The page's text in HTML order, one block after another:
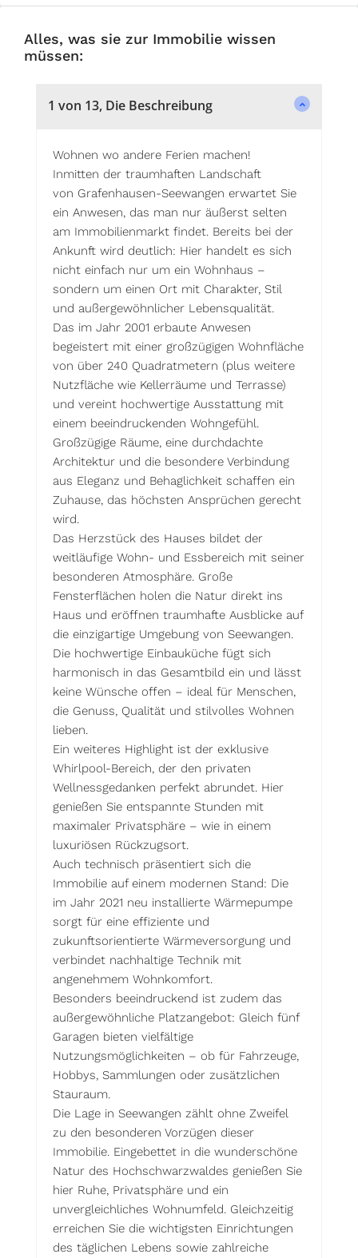
Alles, was sie zur Immobilie wissen
müssen:
1 von 13, Die Beschreibung
Wohnen wo andere Ferien machen!
Inmitten der traumhaften Landschaft
von Grafenhausen-Seewangen erwartet Sie
ein Anwesen, das man nur äußerst selten
am Immobilienmarkt findet. Bereits bei der
Ankunft wird deutlich: Hier handelt es sich
nicht einfach nur um ein Wohnhaus –
sondern um einen Ort mit Charakter, Stil
und außergewöhnlicher Lebensqualität.
Das im Jahr 2001 erbaute Anwesen
begeistert mit einer großzügigen Wohnfläche
von über 240 Quadratmetern (plus weitere
Nutzfläche wie Kellerräume und Terrasse)
und vereint hochwertige Ausstattung mit
einem beeindruckenden Wohngefühl.
Großzügige Räume, eine durchdachte
Architektur und die besondere Verbindung
aus Eleganz und Behaglichkeit schaffen ein
Zuhause, das höchsten Ansprüchen gerecht
wird.
Das Herzstück des Hauses bildet der
weitläufige Wohn- und Essbereich mit seiner
besonderen Atmosphäre. Große
Fensterflächen holen die Natur direkt ins
Haus und eröffnen traumhafte Ausblicke auf
die einzigartige Umgebung von Seewangen.
Die hochwertige Einbauküche fügt sich
harmonisch in das Gesamtbild ein und lässt
keine Wünsche offen – ideal für Menschen,
die Genuss, Qualität und stilvolles Wohnen
lieben.
Ein weiteres Highlight ist der exklusive
Whirlpool-Bereich, der den privaten
Wellnessgedanken perfekt abrundet. Hier
genießen Sie entspannte Stunden mit
maximaler Privatsphäre – wie in einem
luxuriösen Rückzugsort.
Auch technisch präsentiert sich die
Immobilie auf einem modernen Stand: Die
im Jahr 2021 neu installierte Wärmepumpe
sorgt für eine effiziente und
zukunftsorientierte Wärmeversorgung und
verbindet nachhaltige Technik mit
angenehmem Wohnkomfort.
Besonders beeindruckend ist zudem das
außergewöhnliche Platzangebot: Gleich fünf
Garagen bieten vielfältige
Nutzungsmöglichkeiten – ob für Fahrzeuge,
Hobbys, Sammlungen oder zusätzlichen
Stauraum.
Die Lage in Seewangen zählt ohne Zweifel
zu den besonderen Vorzügen dieser
Immobilie. Eingebettet in die wunderschöne
Natur des Hochschwarzwaldes genießen Sie
hier Ruhe, Privatsphäre und ein
unvergleichliches Wohnumfeld. Gleichzeitig
erreichen Sie die wichtigsten Einrichtungen
des täglichen Lebens sowie zahlreiche